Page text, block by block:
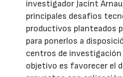
investigador Jacint
principales desafíos
productivos planteados
para ponerlos a
centros de
objetivo es favorecer el